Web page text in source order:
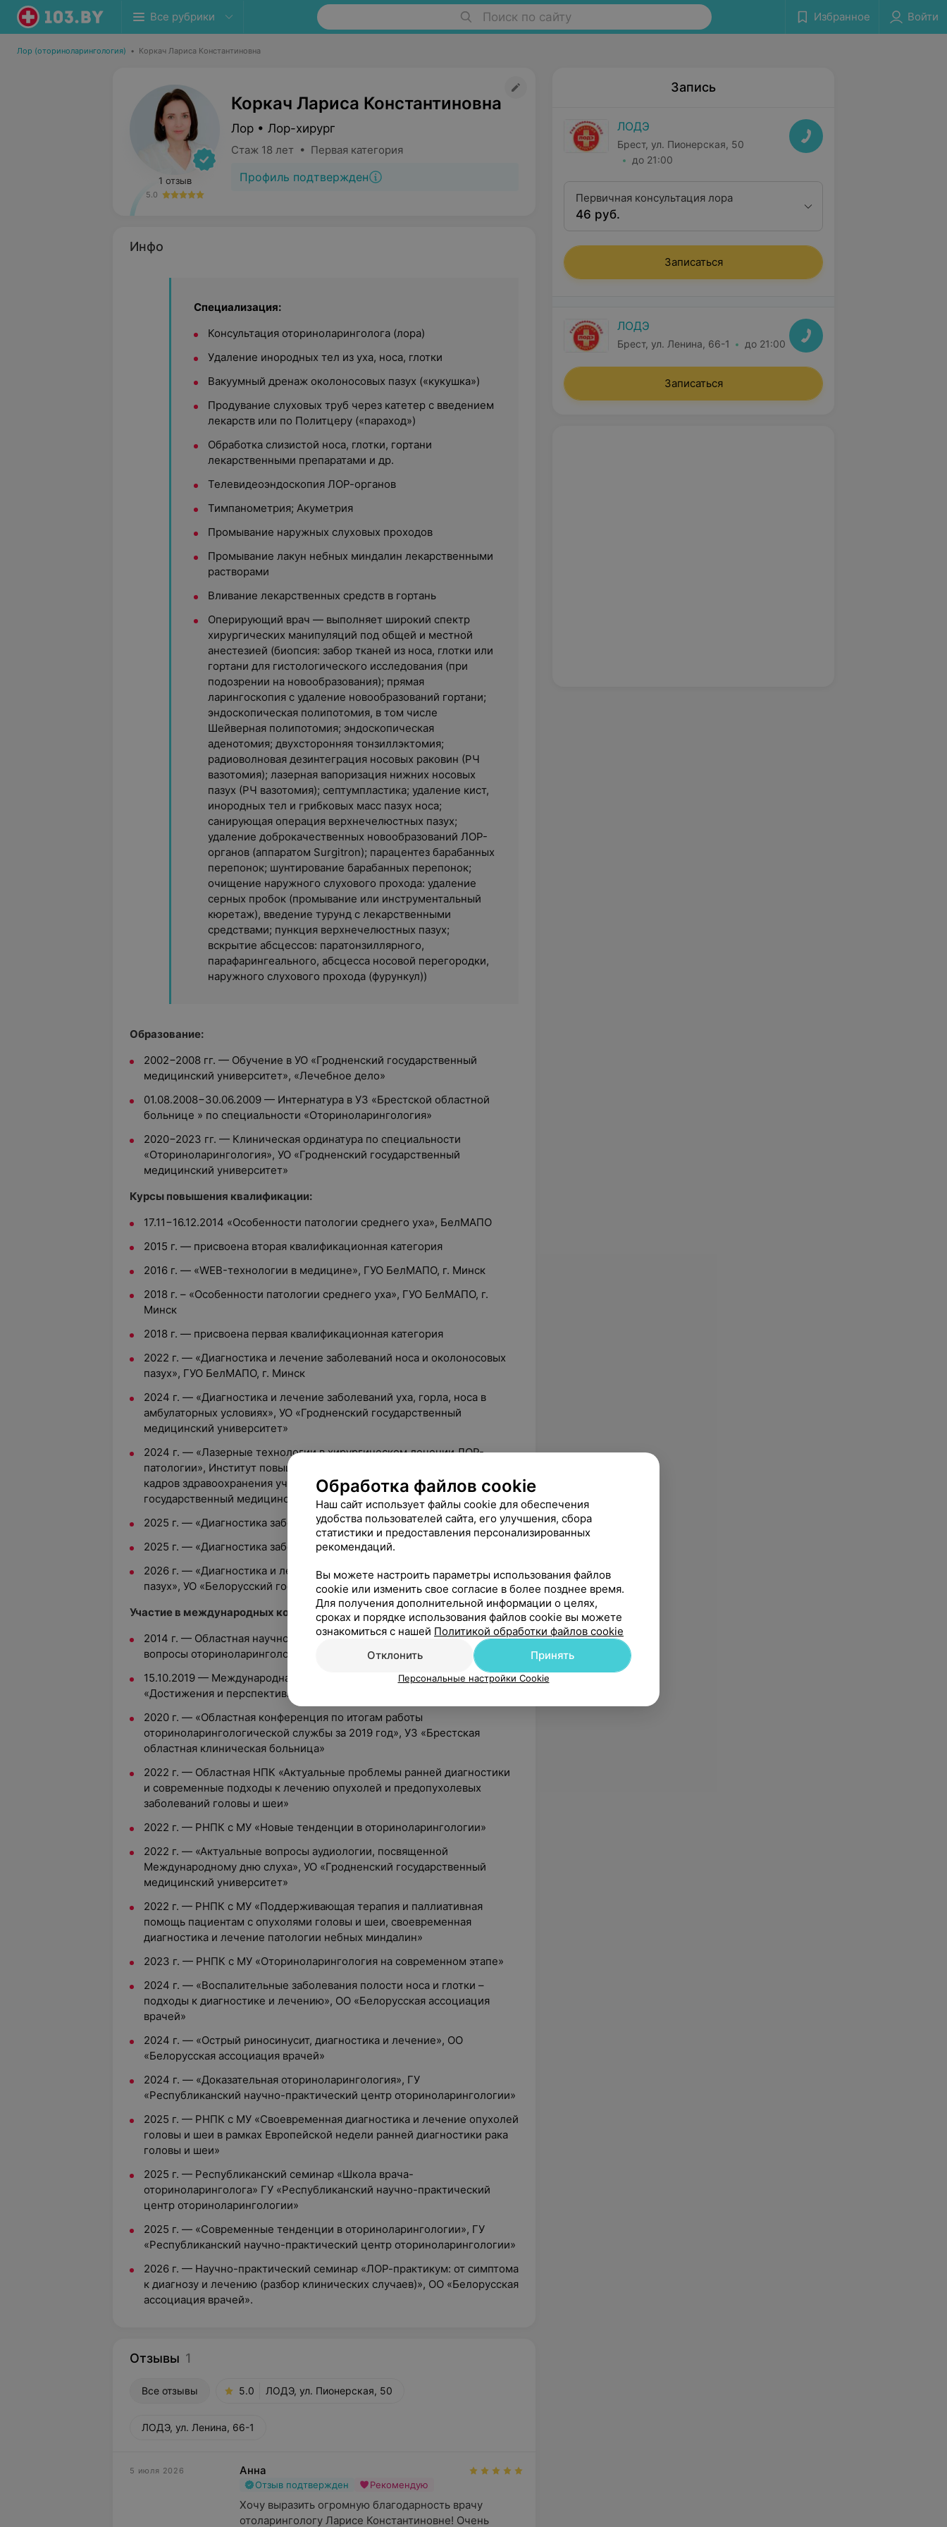
Все рубрики Поиск по сайту Избранное Войти
Лор (оториноларингология) • Коркач Лариса Константиновна
1 отзыв
5.0
Коркач Лариса Константиновна
Лор • Лор-хирург
Стаж 18 лет • Первая категория
Профиль подтвержден
Инфо
Специализация:
Консультация оториноларинголога (лора)
Удаление инородных тел из уха, носа, глотки
Вакуумный дренаж околоносовых пазух («кукушка»)
Продувание слуховых труб через катетер с введением
лекарств или по Политцеру («параход»)
Обработка слизистой носа, глотки, гортани
лекарственными препаратами и др.
Телевидеоэндоскопия ЛОР-органов
Тимпанометрия; Акуметрия
Промывание наружных слуховых проходов
Промывание лакун небных миндалин лекарственными
растворами
Вливание лекарственных средств в гортань
Оперирующий врач — выполняет широкий спектр
хирургических манипуляций под общей и местной
анестезией (биопсия: забор тканей из носа, глотки или
гортани для гистологического исследования (при
подозрении на новообразования); прямая
ларингоскопия с удаление новообразований гортани;
эндоскопическая полипотомия, в том числе
Шейверная полипотомия; эндоскопическая
аденотомия; двухсторонняя тонзиллэктомия;
радиоволновая дезинтеграция носовых раковин (РЧ
вазотомия); лазерная вапоризация нижних носовых
пазух (РЧ вазотомия); септумпластика; удаление кист,
инородных тел и грибковых масс пазух носа;
санирующая операция верхнечелюстных пазух;
удаление доброкачественных новообразований ЛОР-
органов (аппаратом Surgitron); парацентез барабанных
перепонок; шунтирование барабанных перепонок;
очищение наружного слухового прохода: удаление
серных пробок (промывание или инструментальный
кюретаж), введение турунд с лекарственными
средствами; пункция верхнечелюстных пазух;
вскрытие абсцессов: паратонзиллярного,
парафарингеального, абсцесса носовой перегородки,
наружного слухового прохода (фурункул))
Образование:
2002−2008 гг. — Обучение в УО «Гродненский государственный
медицинский университет», «Лечебное дело»
01.08.2008−30.06.2009 — Интернатура в УЗ «Брестской областной
больнице » по специальности «Оториноларингология»
2020−2023 гг. — Клиническая ординатура по специальности
«Оториноларингология», УО «Гродненский государственный
медицинский университет»
Курсы повышения квалификации:
17.11−16.12.2014 «Особенности патологии среднего уха», БелМАПО
2015 г. — присвоена вторая квалификационная категория
2016 г. — «WEB-технологии в медицине», ГУО БелМАПО, г. Минск
2018 г. – «Особенности патологии среднего уха», ГУО БелМАПО, г.
Минск
2018 г. — присвоена первая квалификационная категория
2022 г. — «Диагностика и лечение заболеваний носа и околоносовых
пазух», ГУО БелМАПО, г. Минск
2024 г. — «Диагностика и лечение заболеваний уха, горла, носа в
амбулаторных условиях», УО «Гродненский государственный
медицинский университет»
2024 г. — «Лазерные технологии в хирургическом лечении ЛОР-
патологии», Институт повышения квалификации и переподготовки
кадров здравоохранения учреждения образования «Белорусский
государственный медицинский университет»
2025 г. — «Диагностика заболеваний височной кости»
2025 г. — «Диагностика заболеваний придаточных пазух носа»
2026 г. — «Диагностика и лечение заболеваний носа и околоносовых
пазух», УО «Белорусский государственный медицинский университет»
Участие в международных конгрессах, семинарах и конференциях:
2014 г. — Областная научно-практическая конференция «Актуальные
вопросы оториноларингологии»
15.10.2019 — Международная научно-практическая конференция
«Достижения и перспективы современной оториноларингологии»
2020 г. — «Областная конференция по итогам работы
оториноларингологической службы за 2019 год», УЗ «Брестская
областная клиническая больница»
2022 г. — Областная НПК «Актуальные проблемы ранней диагностики
и современные подходы к лечению опухолей и предопухолевых
заболеваний головы и шеи»
2022 г. — РНПК с МУ «Новые тенденции в оториноларингологии»
2022 г. — «Актуальные вопросы аудиологии, посвященной
Международному дню слуха», УО «Гродненский государственный
медицинский университет»
2022 г. — РНПК с МУ «Поддерживающая терапия и паллиативная
помощь пациентам с опухолями головы и шеи, своевременная
диагностика и лечение патологии небных миндалин»
2023 г. — РНПК с МУ «Оториноларингология на современном этапе»
2024 г. — «Воспалительные заболевания полости носа и глотки –
подходы к диагностике и лечению», ОО «Белорусская ассоциация
врачей»
2024 г. — «Острый риносинусит, диагностика и лечение», ОО
«Белорусская ассоциация врачей»
2024 г. — «Доказательная оториноларингология», ГУ
«Республиканский научно-практический центр оториноларингологии»
2025 г. — РНПК с МУ «Своевременная диагностика и лечение опухолей
головы и шеи в рамках Европейской недели ранней диагностики рака
головы и шеи»
2025 г. — Республиканский семинар «Школа врача-
оториноларинголога» ГУ «Республиканский научно-практический
центр оториноларингологии»
2025 г. — «Современные тенденции в оториноларингологии», ГУ
«Республиканский научно-практический центр оториноларингологии»
2026 г. — Научно-практический семинар «ЛОР-практикум: от симптома
к диагнозу и лечению (разбор клинических случаев)», ОО «Белорусская
ассоциация врачей».
Отзывы 1
Все отзывы 5.0 ЛОДЭ, ул. Пионерская, 50
ЛОДЭ, ул. Ленина, 66-1
5 июля 2026 Анна
Отзыв подтвержден Рекомендую
Хочу выразить огромную благодарность врачу
отоларингологу Ларисе Константиновне! Очень
Запись
ЛОДЭ
Брест, ул. Пионерская, 50
до 21:00
Первичная консультация лора
46 руб.
Записаться
ЛОДЭ
Брест, ул. Ленина, 66-1 до 21:00
Записаться
Обработка файлов cookie
Наш сайт использует файлы cookie для обеспечения
удобства пользователей сайта, его улучшения, сбора
статистики и предоставления персонализированных
рекомендаций.
Вы можете настроить параметры использования файлов
cookie или изменить свое согласие в более позднее время.
Для получения дополнительной информации о целях,
сроках и порядке использования файлов cookie вы можете
ознакомиться с нашей Политикой обработки файлов cookie
Отклонить
Принять
Персональные настройки Cookie